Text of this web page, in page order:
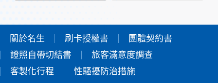
本網站在您使用服務信箱、問卷調查等互動性功能時，會保留
您所提供的姓名、電子郵件地址、聯絡方式及使用時間等。
於一般瀏覽時，伺服器會自行記錄相關行徑，包括您使用連線
設備的IP位址、使用時間、使用的瀏覽器、瀏覽及點選資料記
用，決不對外公佈。
關於名生 刷卡授權書
團體契約書
證照自帶切結書
旅客滿意度調查
客製化行程
性騷擾防治措施